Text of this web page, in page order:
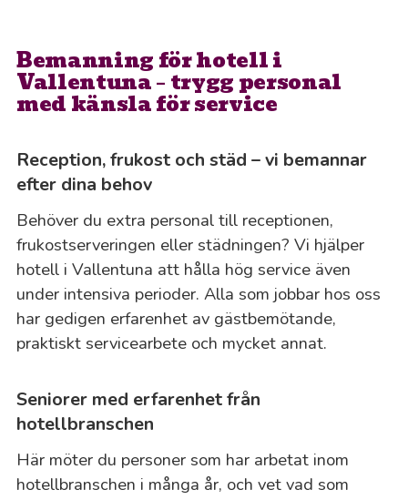
Bemanning för hotell i
Vallentuna – trygg personal
med känsla för service
Reception, frukost och städ – vi bemannar
efter dina behov
Behöver du extra personal till receptionen,
frukostserveringen eller städningen? Vi hjälper
hotell i Vallentuna att hålla hög service även
under intensiva perioder. Alla som jobbar hos oss
har gedigen erfarenhet av gästbemötande,
praktiskt servicearbete och mycket annat.
Seniorer med erfarenhet från
hotellbranschen
Här möter du personer som har arbetat inom
hotellbranschen i många år, och vet vad som